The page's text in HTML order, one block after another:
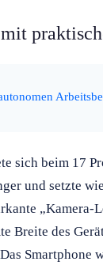
sich beim 17
und setzte
„Kamera-
Breite des
Smartphone